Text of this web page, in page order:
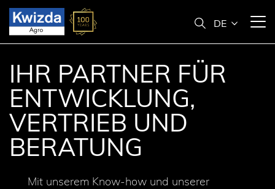
IHR PARTNER FÜR
ENTWICKLUNG,
VERTRIEB UND
BERATUNG
Mit unserem Know-how und unserer